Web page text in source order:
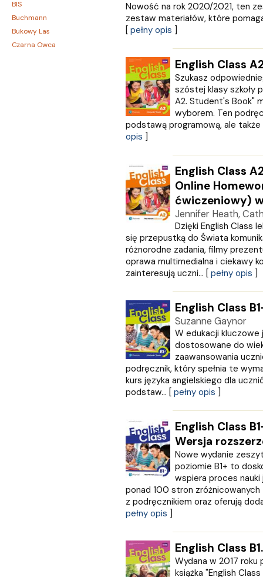
BIS
Buchmann
Bukowy Las
Czarna Owca
Nowość na rok 2020/2021, ten
zestaw materiałów, które
[ pełny opis ]
English Class
Szukasz
szóstej klasy szkoły
A2. Student's Book"
wyborem. Ten
podstawą programową, ale także
opis ]
English Class
Online
ćwiczeniowy)
Jennifer Heath,
Dzięki English Class
się przepustką do Świata
różnorodne zadania, filmy
oprawa multimedialna i ciekawy
zainteresują uczni... [ pełny opis ]
English Class
Suzanne Gaynor
W edukacji kluczowe
dostosowane do
zaawansowania
podręcznik, który spełnia te
kurs języka angielskiego dla
podstaw... [ pełny opis ]
English Class
Wersja
Nowe wydanie
poziomie B1+ to
wspiera proces nauki
ponad 100 stron
z podręcznikiem oraz oferują
pełny opis ]
English Class
Wydana w 2017
książka "English